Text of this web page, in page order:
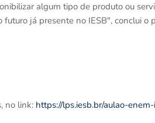
algum tipo de produto ou
já presente no IESB", conclui o
no link: https://lps.iesb.br/aulao-